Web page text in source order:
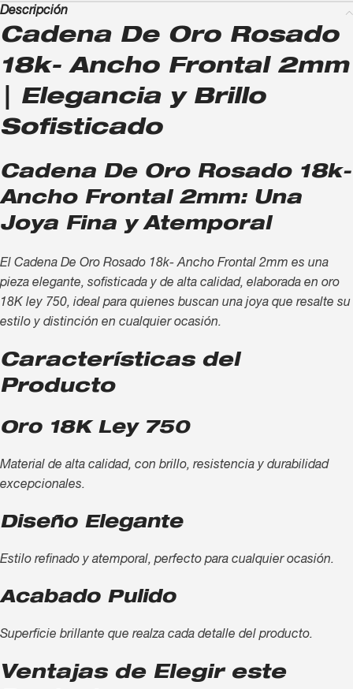
Descripción
Cadena De Oro Rosado
18k- Ancho Frontal 2mm
| Elegancia y Brillo
Sofisticado
Cadena De Oro Rosado 18k-
Ancho Frontal 2mm: Una
Joya Fina y Atemporal
El Cadena De Oro Rosado 18k- Ancho Frontal 2mm es una
pieza elegante, sofisticada y de alta calidad, elaborada en oro
18K ley 750, ideal para quienes buscan una joya que resalte su
estilo y distinción en cualquier ocasión.
Características del
Producto
Oro 18K Ley 750
Material de alta calidad, con brillo, resistencia y durabilidad
excepcionales.
Diseño Elegante
Estilo refinado y atemporal, perfecto para cualquier ocasión.
Acabado Pulido
Superficie brillante que realza cada detalle del producto.
Ventajas de Elegir este